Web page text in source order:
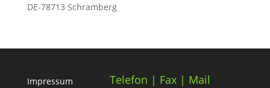
DE-78713 Schramberg
Impressum
Telefon | Fax | Mail